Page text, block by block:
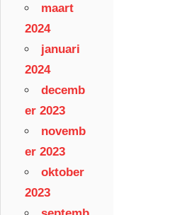
maart
2024
januari
2024
decemb
er 2023
novemb
er 2023
oktober
2023